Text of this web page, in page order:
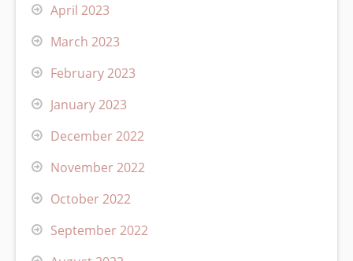
April 2023
March 2023
February 2023
January 2023
December 2022
November 2022
October 2022
September 2022